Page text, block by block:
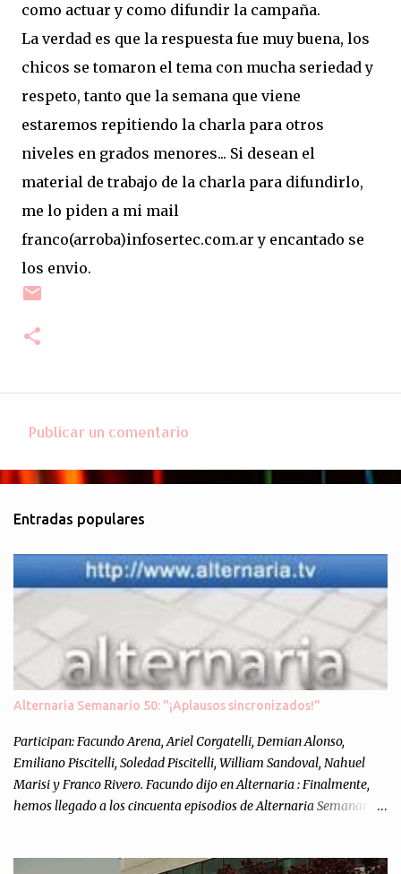
como actuar y como difundir la campaña.
La verdad es que la respuesta fue muy buena, los
chicos se tomaron el tema con mucha seriedad y
respeto, tanto que la semana que viene
estaremos repitiendo la charla para otros
niveles en grados menores... Si desean el
material de trabajo de la charla para difundirlo,
me lo piden a mi mail
franco(arroba)infosertec.com.ar y encantado se
los envio.
o
e
n
t
o
s
Publicar un comentario
Entradas populares
Alternaria Semanario 50: "¡Aplausos sincronizados!"
Participan: Facundo Arena, Ariel Corgatelli, Demian Alonso,
Emiliano Piscitelli, Soledad Piscitelli, William Sandoval, Nahuel
Marisi y Franco Rivero. Facundo dijo en Alternaria : Finalmente,
hemos llegado a los cincuenta episodios de Alternaria Semanario.
nuestra propia óptica: un punto de vista independiente e